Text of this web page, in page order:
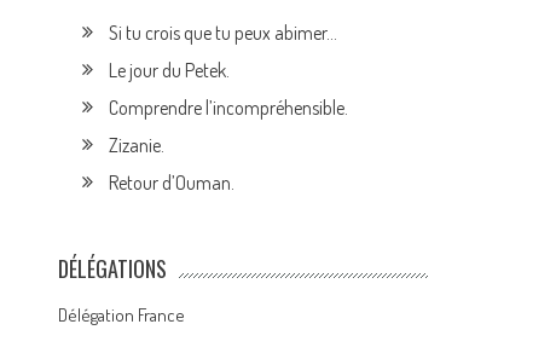
Si tu crois que tu peux abimer…
Le jour du Petek.
Comprendre l’incompréhensible.
Zizanie.
Retour d’Ouman.
DÉLÉGATIONS
Délégation France